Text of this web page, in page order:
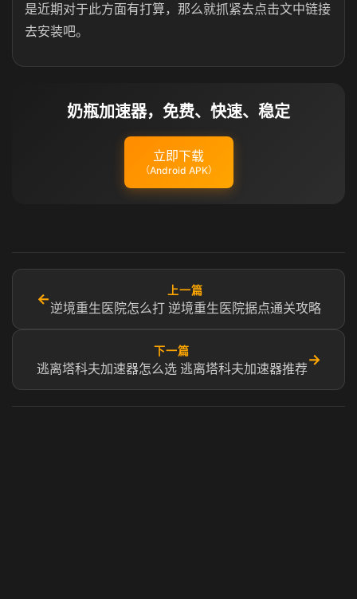
是近期对于此方面有打算，那么就抓紧去点击文中链接
去安装吧。
奶瓶加速器，免费、快速、稳定
立即下载
（Android APK）
←
上一篇
逆境重生医院怎么打 逆境重生医院据点通关攻略
下一篇
逃离塔科夫加速器怎么选 逃离塔科夫加速器推荐
→